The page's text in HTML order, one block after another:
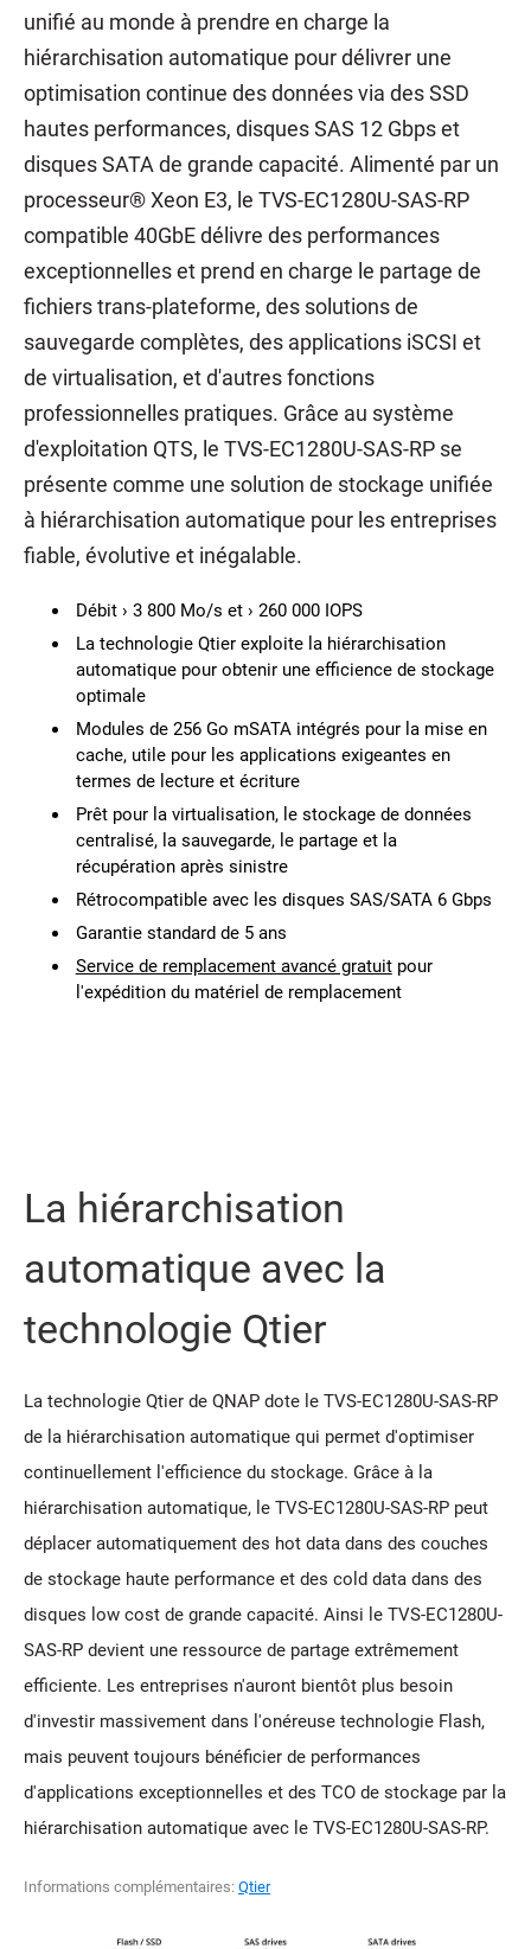
unifié au monde à prendre en charge la
hiérarchisation automatique pour délivrer une
optimisation continue des données via des SSD
hautes performances, disques SAS 12 Gbps et
disques SATA de grande capacité. Alimenté par un
processeur® Xeon E3, le TVS-EC1280U-SAS-RP
compatible 40GbE délivre des performances
exceptionnelles et prend en charge le partage de
fichiers trans-plateforme, des solutions de
sauvegarde complètes, des applications iSCSI et
de virtualisation, et d'autres fonctions
professionnelles pratiques. Grâce au système
d'exploitation QTS, le TVS-EC1280U-SAS-RP se
présente comme une solution de stockage unifiée
à hiérarchisation automatique pour les entreprises
fiable, évolutive et inégalable.
Débit › 3 800 Mo/s et › 260 000 IOPS
La technologie Qtier exploite la hiérarchisation
automatique pour obtenir une efficience de stockage
optimale
Modules de 256 Go mSATA intégrés pour la mise en
cache, utile pour les applications exigeantes en
termes de lecture et écriture
Prêt pour la virtualisation, le stockage de données
centralisé, la sauvegarde, le partage et la
récupération après sinistre
Rétrocompatible avec les disques SAS/SATA 6 Gbps
Garantie standard de 5 ans
Service de remplacement avancé gratuitpour
l'expédition du matériel de remplacement
La hiérarchisation
automatique avec la
technologie Qtier
La technologie Qtier de QNAP dote le TVS-EC1280U-SAS-RP
de la hiérarchisation automatique qui permet d'optimiser
continuellement l'efficience du stockage. Grâce à la
hiérarchisation automatique, le TVS-EC1280U-SAS-RP peut
déplacer automatiquement des hot data dans des couches
de stockage haute performance et des cold data dans des
disques low cost de grande capacité. Ainsi le TVS-EC1280U-
SAS-RP devient une ressource de partage extrêmement
efficiente. Les entreprises n'auront bientôt plus besoin
d'investir massivement dans l'onéreuse technologie Flash,
mais peuvent toujours bénéficier de performances
d'applications exceptionnelles et des TCO de stockage par la
hiérarchisation automatique avec le TVS-EC1280U-SAS-RP.
Informations complémentaires: Qtier